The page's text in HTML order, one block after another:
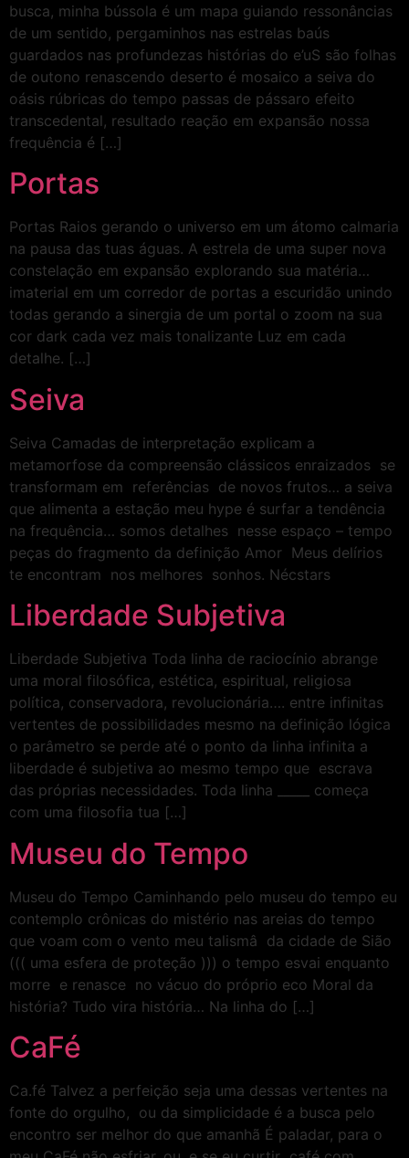
busca, minha bússola é um mapa guiando ressonâncias
de um sentido, pergaminhos nas estrelas baús
guardados nas profundezas histórias do e’uS são folhas
de outono renascendo deserto é mosaico a seiva do
oásis rúbricas do tempo passas de pássaro efeito
transcedental, resultado reação em expansão nossa
frequência é […]
Portas
Portas Raios gerando o universo em um átomo calmaria
na pausa das tuas águas. A estrela de uma super nova
constelação em expansão explorando sua matéria…
imaterial em um corredor de portas a escuridão unindo
todas gerando a sinergia de um portal o zoom na sua
cor dark cada vez mais tonalizante Luz em cada
detalhe. […]
Seiva
Seiva Camadas de interpretação explicam a
metamorfose da compreensão clássicos enraizados se
transformam em referências de novos frutos… a seiva
que alimenta a estação meu hype é surfar a tendência
na frequência… somos detalhes nesse espaço – tempo
peças do fragmento da definição Amor Meus delírios
te encontram nos melhores sonhos. Nécstars
Liberdade Subjetiva
Liberdade Subjetiva Toda linha de raciocínio abrange
uma moral filosófica, estética, espiritual, religiosa
política, conservadora, revolucionária…. entre infinitas
vertentes de possibilidades mesmo na definição lógica
o parâmetro se perde até o ponto da linha infinita a
liberdade é subjetiva ao mesmo tempo que escrava
das próprias necessidades. Toda linha _____ começa
com uma filosofia tua […]
Museu do Tempo
Museu do Tempo Caminhando pelo museu do tempo eu
contemplo crônicas do mistério nas areias do tempo
que voam com o vento meu talismâ da cidade de Sião
((( uma esfera de proteção ))) o tempo esvai enquanto
morre e renasce no vácuo do próprio eco Moral da
história? Tudo vira história… Na linha do […]
CaFé
Ca.fé Talvez a perfeição seja uma dessas vertentes na
fonte do orgulho, ou da simplicidade é a busca pelo
encontro ser melhor do que amanhã É paladar, para o